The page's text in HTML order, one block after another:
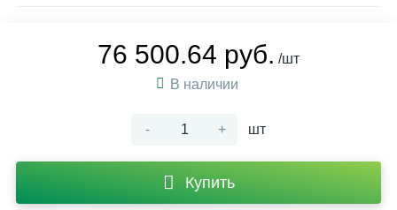
76 500.64 руб. /шт
В наличии
- + шт
Купить